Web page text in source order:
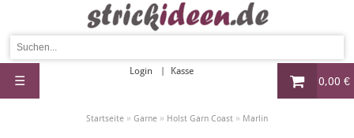
0,00 €
Login Kasse
☰
Startseite » Garne » Holst Garn Coast » Marlin